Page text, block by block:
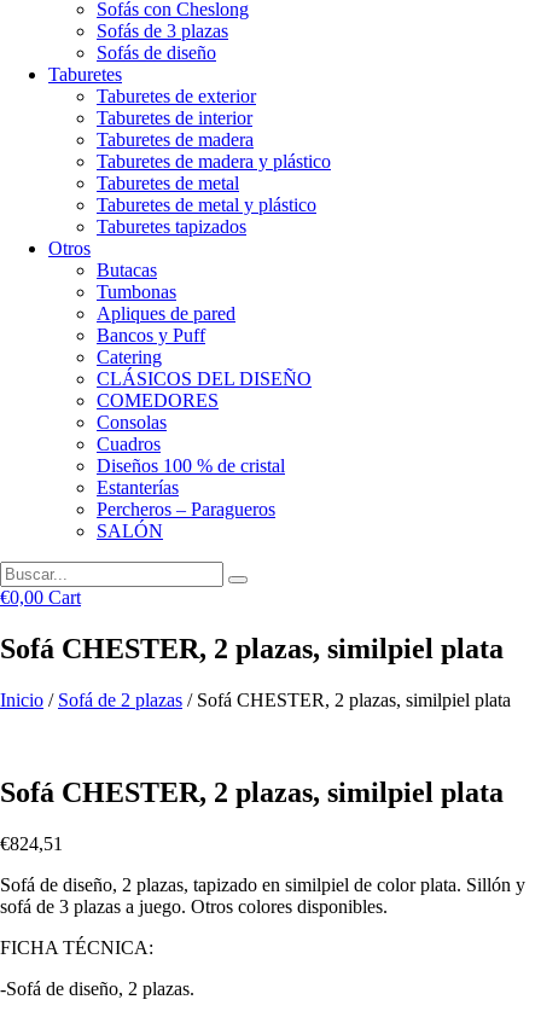
Sofás con Cheslong
Sofás de 3 plazas
Sofás de diseño
Taburetes
Taburetes de exterior
Taburetes de interior
Taburetes de madera
Taburetes de madera y plástico
Taburetes de metal
Taburetes de metal y plástico
Taburetes tapizados
Otros
Butacas
Tumbonas
Apliques de pared
Bancos y Puff
Catering
CLÁSICOS DEL DISEÑO
COMEDORES
Consolas
Cuadros
Diseños 100 % de cristal
Estanterías
Percheros – Paragueros
SALÓN
€0,00 Cart
Sofá CHESTER, 2 plazas, similpiel plata
Inicio / Sofá de 2 plazas / Sofá CHESTER, 2 plazas, similpiel plata
Sofá CHESTER, 2 plazas, similpiel plata
€824,51
Sofá de diseño, 2 plazas, tapizado en similpiel de color plata. Sillón y
sofá de 3 plazas a juego. Otros colores disponibles.
FICHA TÉCNICA:
-Sofá de diseño, 2 plazas.